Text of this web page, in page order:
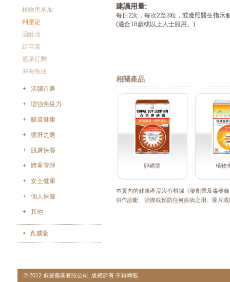
植物奧米加
利壓定
固醇清
紅花素
通脈紅麴
深海魚油
+ 活腦首選
+ 増強免疫力
+ 腸道健康
+ 護肝之選
+ 肌膚保養
+ 體重管理
+ 女士健康
+ 個人保健
+ 其他
• 真威龍
建議用量:
每日2次，每次2至3粒，或遵照醫生指示
(適合18歲或以上人士服用。)
相關產品
卵磷脂 植物
本頁內的健康產品沒有根據《藥劑業及毒藥
供作診斷、治療或預防任何疾病之用。圖片
© 2012 威發藥業有限公司. 版權所有 不得轉載